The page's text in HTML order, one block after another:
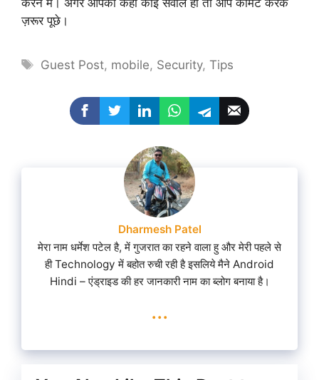
करने में। अगर आपका कही कोई सवाल हो तो आप कॉमेंट करके
ज़रूर पूछे।
Tags
Guest Post, mobile, Security,Tips
Dharmesh Patel
मेरा नाम धर्मेश पटेल है, में गुजरात का रहने वाला हु और मेरी पहले से
ही Technology में बहोत रुची रही है इसलिये मैने Android
Hindi – एंड्राइड की हर जानकारी नाम का ब्लोग बनाया है।
...